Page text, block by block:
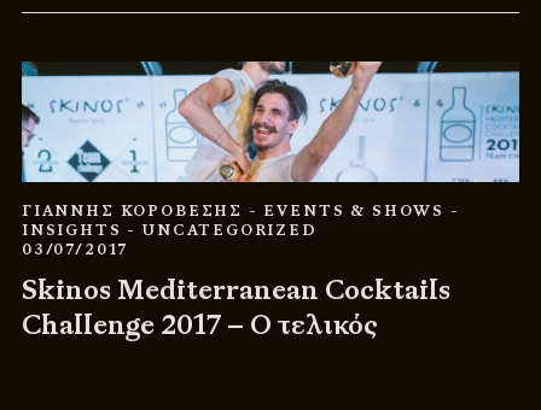
ΓΙΑΝΝΗΣ ΚΟΡΟΒΕΣΗΣ - EVENTS & SHOWS -
INSIGHTS - UNCATEGORIZED
03/07/2017
Skinos Mediterranean Cocktails
Challenge 2017 – Ο τελικός